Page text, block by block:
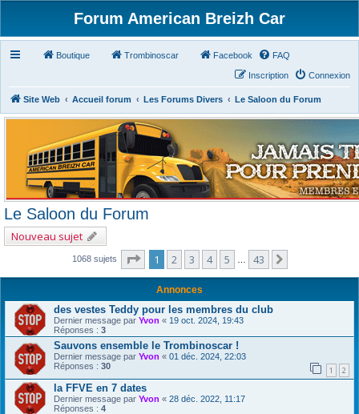
Forum American Breizh Car
Boutique Trombinoscar Facebook FAQ
Connexion
Inscription
Site Web Accueil forum Les Forums Divers Le Saloon du Forum
Le Saloon du Forum
Nouveau sujet
1068 sujets Page 1sur
1 2 3 4 5 43
Annonces
des vestes Teddy pour les membres du club
Dernier message par Yvon « 19 oct. 2024, 19:43
Réponses : 3
Sauvons ensemble le Trombinoscar !
Dernier message par Yvon « 01 déc. 2024, 22:03
Réponses : 30 1 2
la FFVE en 7 dates
Dernier message par Yvon « 28 déc. 2022, 11:17
Réponses : 4